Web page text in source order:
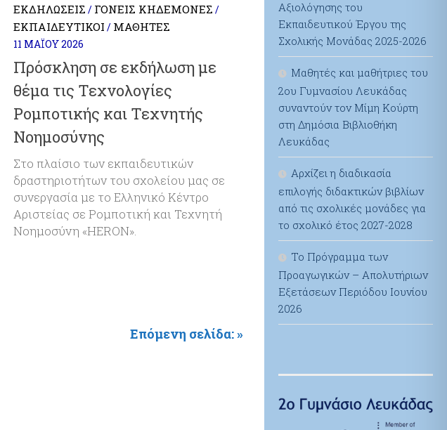
ΕΚΔΗΛΏΣΕΙΣ / ΓΟΝΕΊΣ ΚΗΔΕΜΌΝΕΣ /
ΕΚΠΑΙΔΕΥΤΙΚΟΊ / ΜΑΘΗΤΈΣ
11 ΜΑΪ́ΟΥ 2026
Πρόσκληση σε εκδήλωση με
θέμα τις Τεχνολογίες
Ρομποτικής και Τεχνητής
Νοημοσύνης
Στο πλαίσιο των εκπαιδευτικών
δραστηριοτήτων του σχολείου μας σε
συνεργασία με το Ελληνικό Κέντρο
Αριστείας σε Ρομποτική και Τεχνητή
Νοημοσύνη «HERON».
Επόμενη σελίδα: »
Αξιολόγησης του
Εκπαιδευτικού Έργου της
Σχολικής Μονάδας 2025-2026
Μαθητές και μαθήτριες του
2ου Γυμνασίου Λευκάδας
συναντούν τον Μίμη Κούρτη
στη Δημόσια Βιβλιοθήκη
Λευκάδας
Αρχίζει η διαδικασία
επιλογής διδακτικών βιβλίων
από τις σχολικές μονάδες για
το σχολικό έτος 2027-2028
Το Πρόγραμμα των
Προαγωγικών – Απολυτήριων
Εξετάσεων Περιόδου Ιουνίου
2026